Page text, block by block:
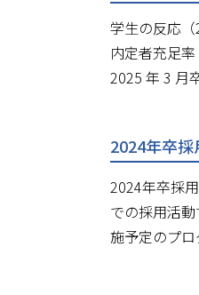
学生の反応
内定者充足
2025 年 3 月
2024年卒採
2024年卒採
での採用活
施予定のプ